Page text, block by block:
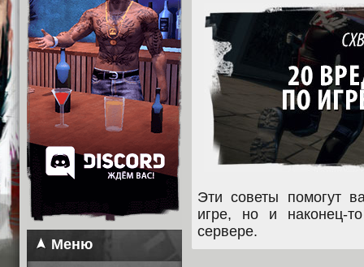
Меню
Эти советы помогут
игре, но и наконец-
сервере.